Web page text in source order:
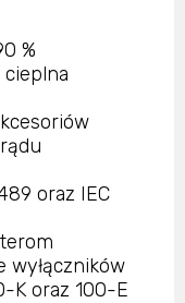
%
oraz IEC
wyłączników
K oraz 100-E